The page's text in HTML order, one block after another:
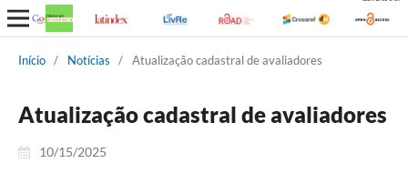
Início / Notícias / Atualização cadastral de avaliadores
Atualização cadastral de avaliadores
10/15/2025